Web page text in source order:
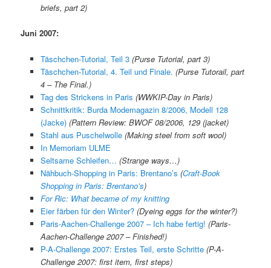
briefs, part 2)
Juni 2007:
Täschchen-Tutorial, Teil 3 (Purse Tutorial, part 3)
Täschchen-Tutorial, 4. Teil und Finale. (Purse Tutorail, part
4 – The Final.)
Tag des Strickens in Paris (WWKIP-Day in Paris)
Schnittkritik: Burda Modemagazin 8/2006, Modell 128
(Jacke) (Pattern Review: BWOF 08/2006, 129 (jacket)
Stahl aus Puschelwolle (Making steel from soft wool)
In Memoriam ULME
Seltsame Schleifen… (Strange ways…)
Nähbuch-Shopping in Paris: Brentano’s (Craft-Book
Shopping in Paris: Brentano’s)
For Ric: What became of my knitting
Eier färben für den Winter? (Dyeing eggs for the winter?)
Paris-Aachen-Challenge 2007 – Ich habe fertig! (Paris-
Aachen-Challenge 2007 – Finished!)
P-A-Challenge 2007: Erstes Teil, erste Schritte (P-A-
Challenge 2007: first item, first steps)